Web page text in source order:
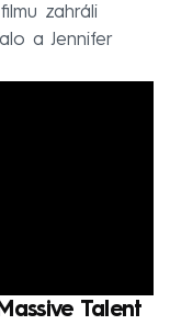
zahráli
a Jennifer
Talent